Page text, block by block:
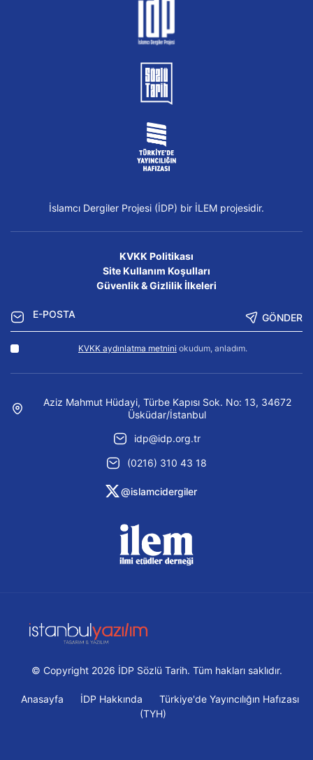
İslamcı Dergiler Projesi (İDP) bir İLEM projesidir.
KVKK Politikası
Site Kullanım Koşulları
Güvenlik & Gizlilik İlkeleri
GÖNDER
KVKK aydınlatma metnini okudum, anladım.
Aziz Mahmut Hüdayi, Türbe Kapısı Sok. No: 13, 34672
Üsküdar/İstanbul
idp@idp.org.tr
(0216) 310 43 18
@islamcidergiler
© Copyright 2026 İDP Sözlü Tarih. Tüm hakları saklıdır.
Anasayfa İDP Hakkında
Türkiye'de Yayıncılığın Hafızası
(TYH)